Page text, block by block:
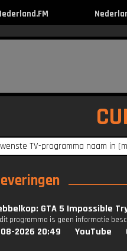
GTA 5 Impossible
programma is geen informatie
2026 20:49 YouTube